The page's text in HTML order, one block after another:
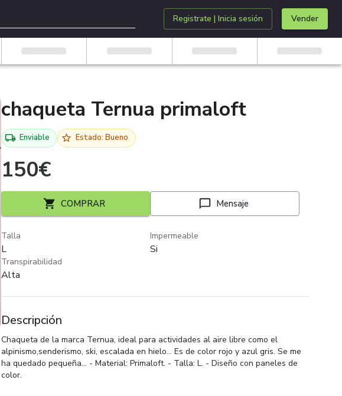
Registrate | Inicia sesión Vender
chaqueta Ternua primaloft
Enviable Estado: Bueno
150€
COMPRAR Mensaje
Talla
L
Impermeable
Si
Transpirabilidad
Alta
Descripción
Chaqueta de la marca Ternua, ideal para actividades al aire libre como el
alpinismo,senderismo, ski, escalada en hielo... Es de color rojo y azul gris. Se me
ha quedado pequeña... - Material: Primaloft. - Talla: L. - Diseño con paneles de
color.